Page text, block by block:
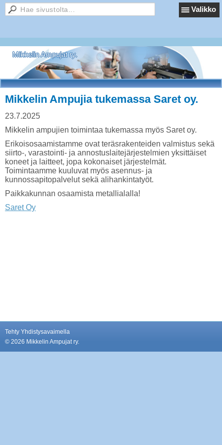
Valikko
Mikkelin Ampujat ry.
Mikkelin Ampujia tukemassa Saret oy.
23.7.2025
Mikkelin ampujien toimintaa tukemassa myös Saret oy.
Erikoisosaamistamme ovat teräsrakenteiden valmistus sekä
siirto-, varastointi- ja annostuslaitejärjestelmien yksittäiset
koneet ja laitteet, jopa kokonaiset järjestelmät.
Toimintaamme kuuluvat myös asennus- ja
kunnossapitopalvelut sekä alihankintatyöt.
Paikkakunnan osaamista metallialalla!
Saret Oy
Tehty Yhdistysavaimella
© 2026 Mikkelin Ampujat ry.